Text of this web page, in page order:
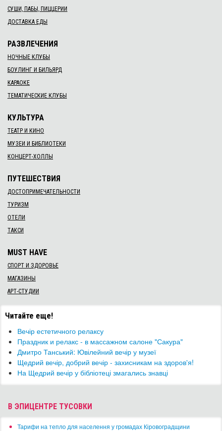
СУШИ, ПАБЫ, ПИЦЦЕРИИ
ДОСТАВКА ЕДЫ
РАЗВЛЕЧЕНИЯ
НОЧНЫЕ КЛУБЫ
БОУЛИНГ И БИЛЬЯРД
КАРАОКЕ
ТЕМАТИЧЕСКИЕ КЛУБЫ
КУЛЬТУРА
ТЕАТР И КИНО
МУЗЕИ И БИБЛИОТЕКИ
КОНЦЕРТ-ХОЛЛЫ
ПУТЕШЕСТВИЯ
ДОСТОПРИМЕЧАТЕЛЬНОСТИ
ТУРИЗМ
ОТЕЛИ
ТАКСИ
MUST HAVE
СПОРТ И ЗДОРОВЬЕ
МАГАЗИНЫ
АРТ-СТУДИИ
Читайте еще!
Вечір естетичного релаксу
Праздник и релакс - в массажном салоне "Сакура"
Дмитро Танський: Ювілейний вечір у музеї
Щедрий вечір, добрий вечір - захисникам на здоров'я!
На Щедрий вечір у бібліотеці змагались знавці
В ЭПИЦЕНТРЕ ТУСОВКИ
​Тарифи на тепло для населення у громадах Кіровоградщини